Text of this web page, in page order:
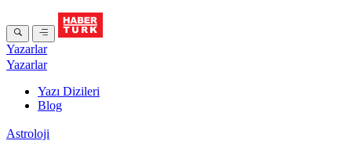
Yazarlar
Yazarlar
Yazı Dizileri
Blog
Astroloji